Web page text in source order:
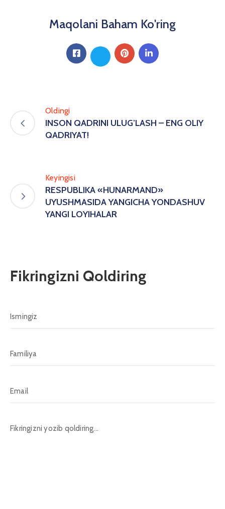
Maqolani Baham Ko'ring
Oldingi
INSON QADRINI ULUG’LASH – ENG OLIY
QADRIYAT!
Keyingisi
RESPUBLIKA «HUNARMAND»
UYUSHMASIDA YANGICHA YONDASHUV
YANGI LOYIHALAR
Fikringizni Qoldiring